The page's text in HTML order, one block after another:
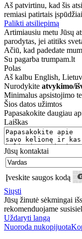
Aš patvirtinu, kad šis
remiasi patirtais
Palikti atsiliepimą
Artimiausiu metu Jūsų
parodytas, jei atitiks
Ačiū, kad padedate
Su pagarba trumpam.lt
Polas
Aš kalbu English,
Nurodykite atvykimo/
Minimalus apsistojimo
Šios datos užimtos
Papasakokite daugiau
Laiškas
Jūsų kontaktai
Įveskite saugos kodą
Siųsti
Jūsų žinutė sėkmingai
rekomenduojame
Uždaryti langą
Nuoroda nukopijuota